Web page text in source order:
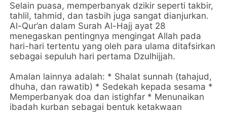
Selain puasa, memperbanyak dzikir seperti takbir,
tahlil, tahmid, dan tasbih juga sangat dianjurkan.
Al-Qur’an dalam Surah Al-Hajj ayat 28
menegaskan pentingnya mengingat Allah pada
hari-hari tertentu yang oleh para ulama ditafsirkan
sebagai sepuluh hari pertama Dzulhijjah.
Amalan lainnya adalah: * Shalat sunnah (tahajud,
dhuha, dan rawatib) * Sedekah kepada sesama *
Memperbanyak doa dan istighfar * Menunaikan
ibadah kurban sebagai bentuk ketakwaan